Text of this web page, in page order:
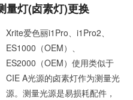
量灯(卤素灯)更换
Xrite爱色丽i1Pro、i1Pro2、
ES1000（OEM）、
ES2000（OEM）使用类似于
CIE A光源的卤素灯作为测量光
源。测量光源是易损耗配件，